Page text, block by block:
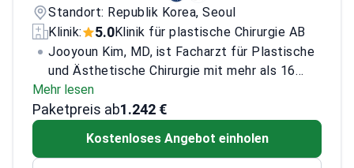
Standort: Republik Korea, Seoul
Klinik:
5.0Klinik für plastische Chirurgie AB
Jooyoun Kim, MD, ist Facharzt für Plastische
und Ästhetische Chirurgie mit mehr als 16
Jahren klinischer Erfahrung. Er schloss sein
Medizinstudium an der medizinischen Fakultät
die Facharztausbildung in Plastischer
Mehr lesen
Paketpreis ab1.242 €
Kostenloses Angebot einholen